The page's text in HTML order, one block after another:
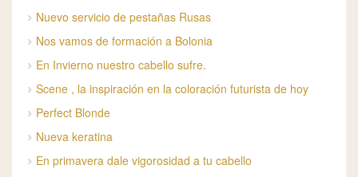
Nuevo servicio de pestañas Rusas
Nos vamos de formación a Bolonia
En Invierno nuestro cabello sufre.
Scene , la inspiración en la coloración futurista de hoy
Perfect Blonde
Nueva keratina
En primavera dale vigorosidad a tu cabello